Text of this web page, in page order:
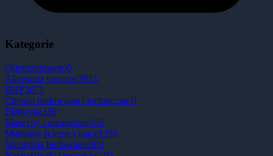
Kategorie
(Nieprzypisane)0
Akcesoria i osprzęt3951
BHP3671
Chemia budowlana i techniczna31
Elektryka330
Maszyny i urządzenia105
Materiały ścierne i tnące1395
Narzędzia budowlane303